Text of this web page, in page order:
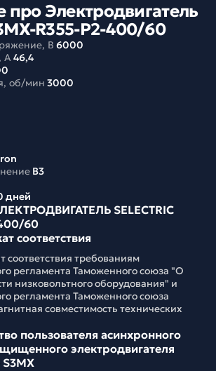
про Электродвигатель
R355-P2-400/60
В 6000
A46,4
об/мин 3000
B3
дней
SELECTRIC
60
соответствия
соответствия требованиям
регламента Таможенного союза "О
низковольтного оборудования" и
регламента Таможенного союза
совместимость технических
пользователя асинхронного
электродвигателя